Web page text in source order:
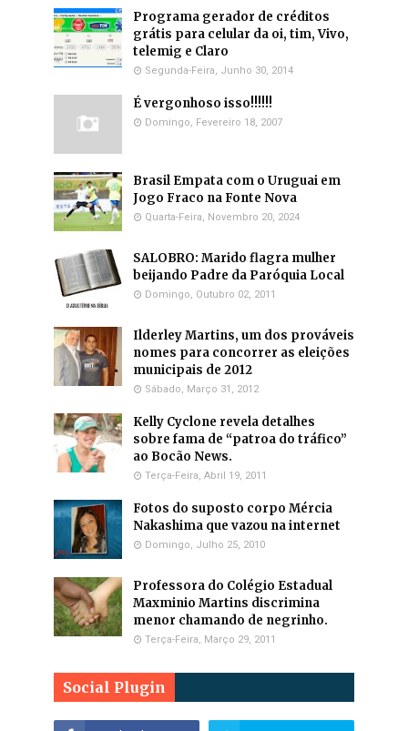
Programa gerador de créditos
grátis para celular da oi, tim, Vivo,
telemig e Claro
Segunda-Feira, Junho 30, 2014
É vergonhoso isso!!!!!!
Domingo, Fevereiro 18, 2007
Brasil Empata com o Uruguai em
Jogo Fraco na Fonte Nova
Quarta-Feira, Novembro 20, 2024
SALOBRO: Marido flagra mulher
beijando Padre da Paróquia Local
Domingo, Outubro 02, 2011
Ilderley Martins, um dos prováveis
nomes para concorrer as eleições
municipais de 2012
Sábado, Março 31, 2012
Kelly Cyclone revela detalhes
sobre fama de “patroa do tráfico”
ao Bocão News.
Terça-Feira, Abril 19, 2011
Fotos do suposto corpo Mércia
Nakashima que vazou na internet
Domingo, Julho 25, 2010
Professora do Colégio Estadual
Maxminio Martins discrimina
menor chamando de negrinho.
Terça-Feira, Março 29, 2011
Social Plugin